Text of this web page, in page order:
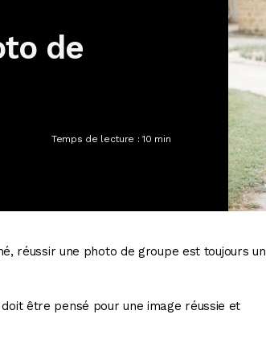
de
Temps de lecture :10 min
réussir une photo de groupe est toujours un
être pensé pour une image réussie et